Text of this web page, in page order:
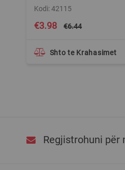
Special
Price
€3.98 €6.44
Kodi: 42115
Shto te Krahasimet
Regjistrohuni